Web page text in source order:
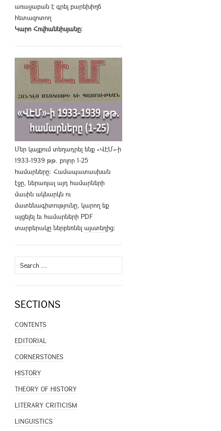
առաջաբան է գրել բարեխիղճ
հետազոտող
Կարո Հովհաննիսյանը։
Մեր կայքում տեղադրել ենք «ՎԷՄ»-ի
1933-1939 թթ. բոլոր 1-25
համարները։ Համապատասխան
էջը, ներառյալ այդ համարների
մասին ակնարկն ու
մատենագիտությունը, կարող եք
այցելել եւ համարների PDF
տարբերակը ներբեռնել այստեղից։
Search
for:
SECTIONS
CONTENTS
EDITORIAL
CORNERSTONES
HISTORY
THEORY OF HISTORY
LITERARY CRITICISM
LINGUISTICS